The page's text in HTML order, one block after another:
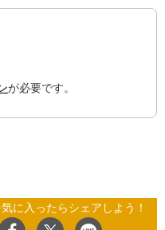
が必要です。
に入ったらシェアしよう！